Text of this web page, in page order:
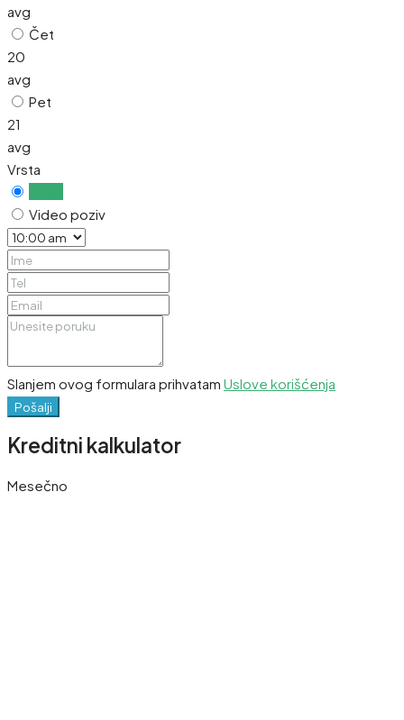
avg
Čet
20
avg
Pet
21
avg
Vrsta
Video poziv
Slanjem ovog formulara prihvatam Uslove korišćenja
Pošalji
Kreditni kalkulator
Mesečno